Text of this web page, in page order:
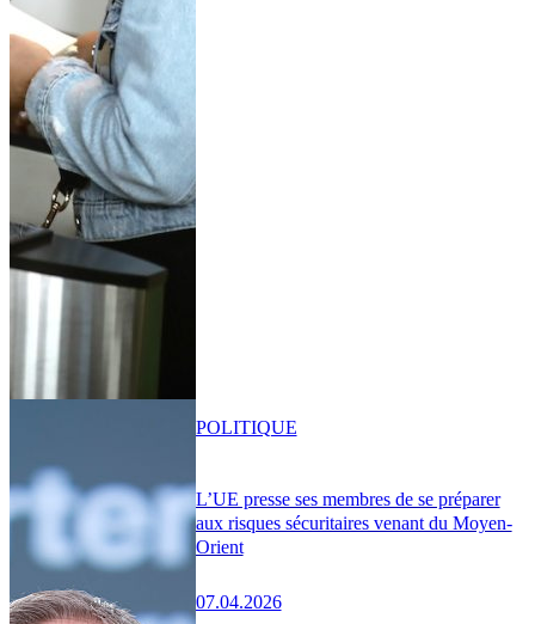
L’UE presse ses membres de se préparer
aux risques sécuritaires venant du Moyen-
Orient
07.04.2026
POLITIQUE